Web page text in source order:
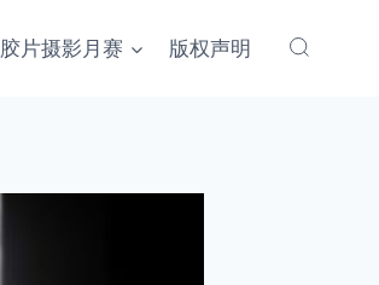
胶片摄影月赛 版权声明